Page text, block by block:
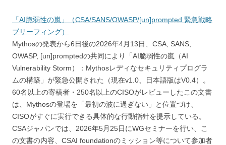
「AI脆弱性の嵐」（CSA/SANS/OWASP/[un]prompted 緊急戦略
ブリーフィング）
Mythosの発表から6日後の2026年4月13日、CSA, SANS,
OWASP, [un]promptedの共同により「AI脆弱性の嵐（AI
Vulnerability Storm）：Mythosレディなセキュリティプログラ
ムの構築」が緊急公開された（現在v1.0、日本語版はV0.4）。
60名以上の寄稿者・250名以上のCISOがレビューしたこの文書
は、Mythosの登場を「最初の波に過ぎない」と位置づけ、
CISOがすぐに実行できる具体的な行動指針を提示している。
CSAジャパンでは、2026年5月25日にWGセミナーを行い、こ
の文書の内容、CSAI foundationのミッション等について参加者